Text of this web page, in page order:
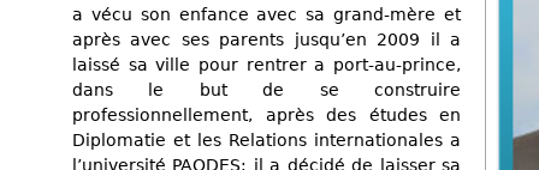
a vécu son enfance avec sa grand-mère et
après avec ses parents jusqu’en 2009 il a
laissé sa ville pour rentrer a port-au-prince,
dans le but de se construire
professionnellement, après des études en
Diplomatie et les Relations internationales a
l’université PAODES; il a décidé de laisser sa